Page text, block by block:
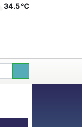
34.5 ℃